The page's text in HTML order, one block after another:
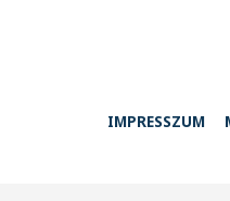
IMPRESSZUM